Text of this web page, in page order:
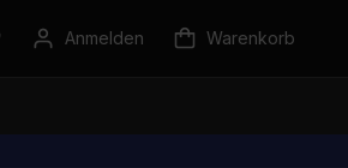
Anmelden Warenkorb